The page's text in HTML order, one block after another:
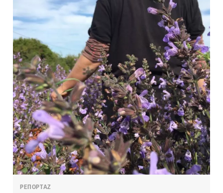
ΡΕΠΟΡΤΑΖ